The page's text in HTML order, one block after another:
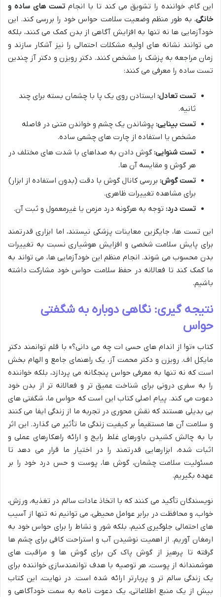
این گام، خواننده را تشویق می کند تا با انجام تست های ساده و
خانگی، به طور منظم وضعیت سلامت حواس خود را بررسی کند. این
خودآزمایی ها نه تنها به افزایش آگاهی از بدن کمک می کنند، بلکه
می توانند نشانه های اولیه مشکلات احتمالی را نیز آشکار سازند و
زمان مراجعه به پزشک را مشخص کنند. دکتر رویزن و دکتر آز چندین
تست ساده را معرفی می کنند:
تست تعادل: ایستادن روی یک پا با چشمان بسته برای چند
ثانیه.
تست بینایی: پوشاندن یک چشم و خواندن متنی در فاصله
مشخص یا استفاده از چارت های چشمی ساده.
تست شنوایی: گوش دادن به صداهای با شدت های مختلف در
هر گوش و مقایسه آن ها.
تست گوش: بررسی کانال گوش با دقت (بدون استفاده از ابزار)
برای مشاهده تغییرات ظاهری.
تست درد: توجه به هرگونه درد مزمن یا غیرمعمول و ثبت آن.
این تست ها، جایگزین معاینات پزشکی نیستند، اما ابزاری قدرتمند
برای پایش سلامت شخصی و افزایش هوشیاری نسبت به تغییرات
بدن محسوب می شوند. انجام منظم این خودآزمایی ها، می تواند به
ما کمک کند تا فعالانه در حفظ سلامت حواس خود مشارکت داشته
باشیم.
نتیجه گیری: نگاهی دوباره به شگفتی
حواس
کتاب «تو! از اندام های حسی ات چه می دانی؟» با قلم توانمند دکتر
مایکل اف. رویزن و دکتر محمت آز، یک راهنمای جامع و الهام بخش
است که نه تنها به معرفی حواس پنجگانه می پردازد، بلکه خواننده
را به سفری درونی برای شناخت عمیق تر و فعالانه تر از بدن خود
دعوت می کند. پیام اصلی کتاب این است که حواس ما، شگفتی های
بی بدیلی هستند که نقش محوری در تجربه ما از زندگی ایفا می کنند
و سلامت آن ها مستقیماً بر کیفیت زندگی ما تأثیر می گذارد. این اثر
با به چالش کشیدن باورهای غلط رایج و ارائه راهکارهای عملی و
اثبات شده، ابزارهایی قدرتمند را در اختیار ما قرار می دهد تا
مسئولیت سلامت چشمان، گوش ها، پوست و حس درد خود را بر
عهده بگیریم.
نویسندگان تأکید می کنند که با اتخاذ عادات سالم در تغذیه، ورزش،
خواب، و محافظت در برابر عوامل محیطی، می توانیم نه تنها از آسیب
های احتمالی جلوگیری کنیم، بلکه شور و نشاط را برای حواس خود به
ارمغان آوریم. از اهمیت نوشیدن آب و استراحت کافی برای چشم ها
گرفته تا پرهیز از گوش پاک کن برای گوش ها و مراقبت های
هوشمندانه از پوست، هر توصیه با هدف توانمندسازی خواننده برای
یک زندگی سالم تر و پربارتر ارائه شده است. در نهایت، این کتاب
بیش از یک منبع اطلاعاتی، یک دعوت نامه به سمت خودآگاهی و